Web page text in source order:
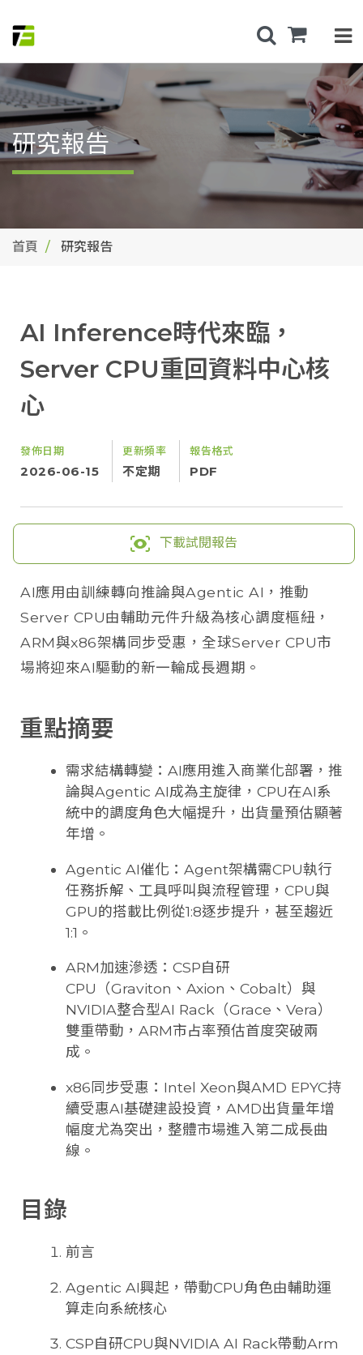
研究報告
首頁 研究報告
AI Inference時代來臨，
Server CPU重回資料中心核
心
發佈日期
2026-06-15
更新頻率
不定期
報告格式
PDF
下載試閱報告
AI應用由訓練轉向推論與Agentic AI，推動
Server CPU由輔助元件升級為核心調度樞紐，
ARM與x86架構同步受惠，全球Server CPU市
場將迎來AI驅動的新一輪成長週期。
重點摘要
需求結構轉變：AI應用進入商業化部署，推
論與Agentic AI成為主旋律，CPU在AI系
統中的調度角色大幅提升，出貨量預估顯著
年增。
Agentic AI催化：Agent架構需CPU執行
任務拆解、工具呼叫與流程管理，CPU與
GPU的搭載比例從1:8逐步提升，甚至趨近
1:1。
ARM加速滲透：CSP自研
CPU（Graviton、Axion、Cobalt）與
NVIDIA整合型AI Rack（Grace、Vera）
雙重帶動，ARM市占率預估首度突破兩
成。
x86同步受惠：Intel Xeon與AMD EPYC持
續受惠AI基礎建設投資，AMD出貨量年增
幅度尤為突出，整體市場進入第二成長曲
線。
目錄
前言
Agentic AI興起，帶動CPU角色由輔助運
算走向系統核心
CSP自研CPU與NVIDIA AI Rack帶動Arm